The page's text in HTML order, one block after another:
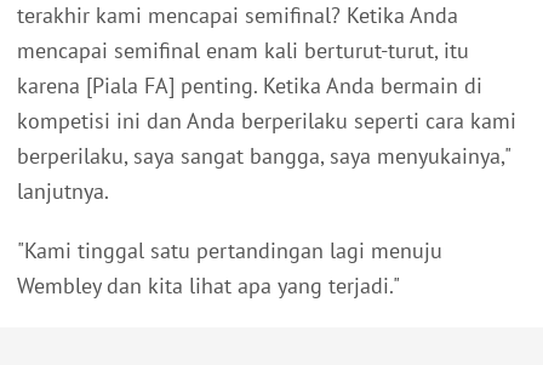
terakhir kami mencapai semifinal? Ketika Anda
mencapai semifinal enam kali berturut-turut, itu
karena [Piala FA] penting. Ketika Anda bermain di
kompetisi ini dan Anda berperilaku seperti cara kami
berperilaku, saya sangat bangga, saya menyukainya,"
lanjutnya.
"Kami tinggal satu pertandingan lagi menuju
Wembley dan kita lihat apa yang terjadi."